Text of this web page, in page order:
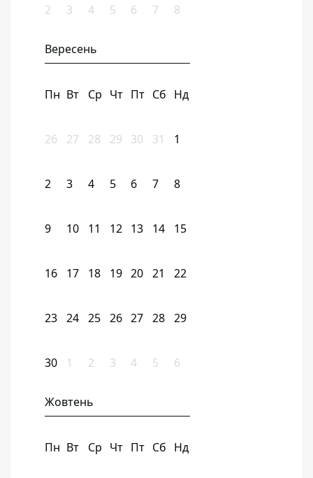
2 3 4 5 6 7 8
Вересень
Пн Вт Ср Чт Пт Сб Нд
26 27 28 29 30 31 1
2 3 4 5 6 7 8
9 10 11 12 13 14 15
16 17 18 19 20 21 22
23 24 25 26 27 28 29
30 1 2 3 4 5 6
Жовтень
Пн Вт Ср Чт Пт Сб Нд